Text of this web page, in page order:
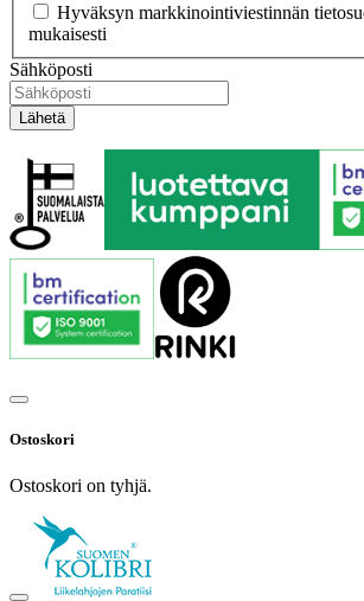
Hyväksyn markkinointiviestinnän
mukaisesti
Sähköposti
Ostoskori
Ostoskori on tyhjä.